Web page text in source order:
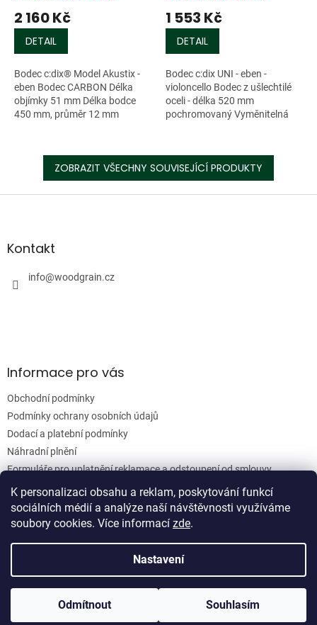
K personalizaci obsahu a reklam, poskytování funkcí
sociálních médií a analýze naší návštěvnosti využíváme
soubory cookies. Více informací zde.
Nastavení
Odmítnout Souhlasím
2 160 Kč
DETAIL
Bodec c:dix® Model Akustix -
eben Bodec CARBON Délka
objímky 51 mm Délka bodce
450 mm, průměr 12 mm
1 553 Kč
DETAIL
Bodec c:dix UNI - eben -
violoncello Bodec z ušlechtilé
oceli - délka 520 mm
pochromovaný Vyměnitelná
57 mm ...
ZOBRAZIT VŠECHNY SOUVISEJÍCÍ PRODUKTY
Z
aKontakt
info@woodgrain.cz
Informace pro vás
Obchodní podmínky
Podmínky ochrany osobních údajů
Dodací a platební podmínky
Náhradní plnění
Formuláře pro uplatnění reklamace a odstoupení od smlouvy
Moje objednávka
Woodgrain s.r.o.
Upravit nastavení cookies